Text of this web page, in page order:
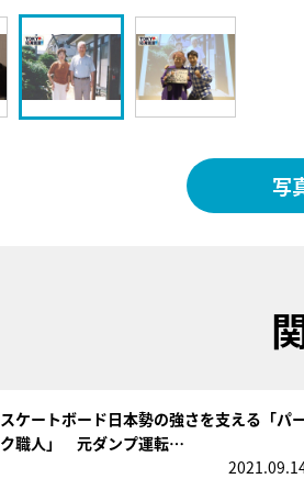
写
スケートボード日本勢の強さを支える「パ
ク職人」 元ダンプ運転…